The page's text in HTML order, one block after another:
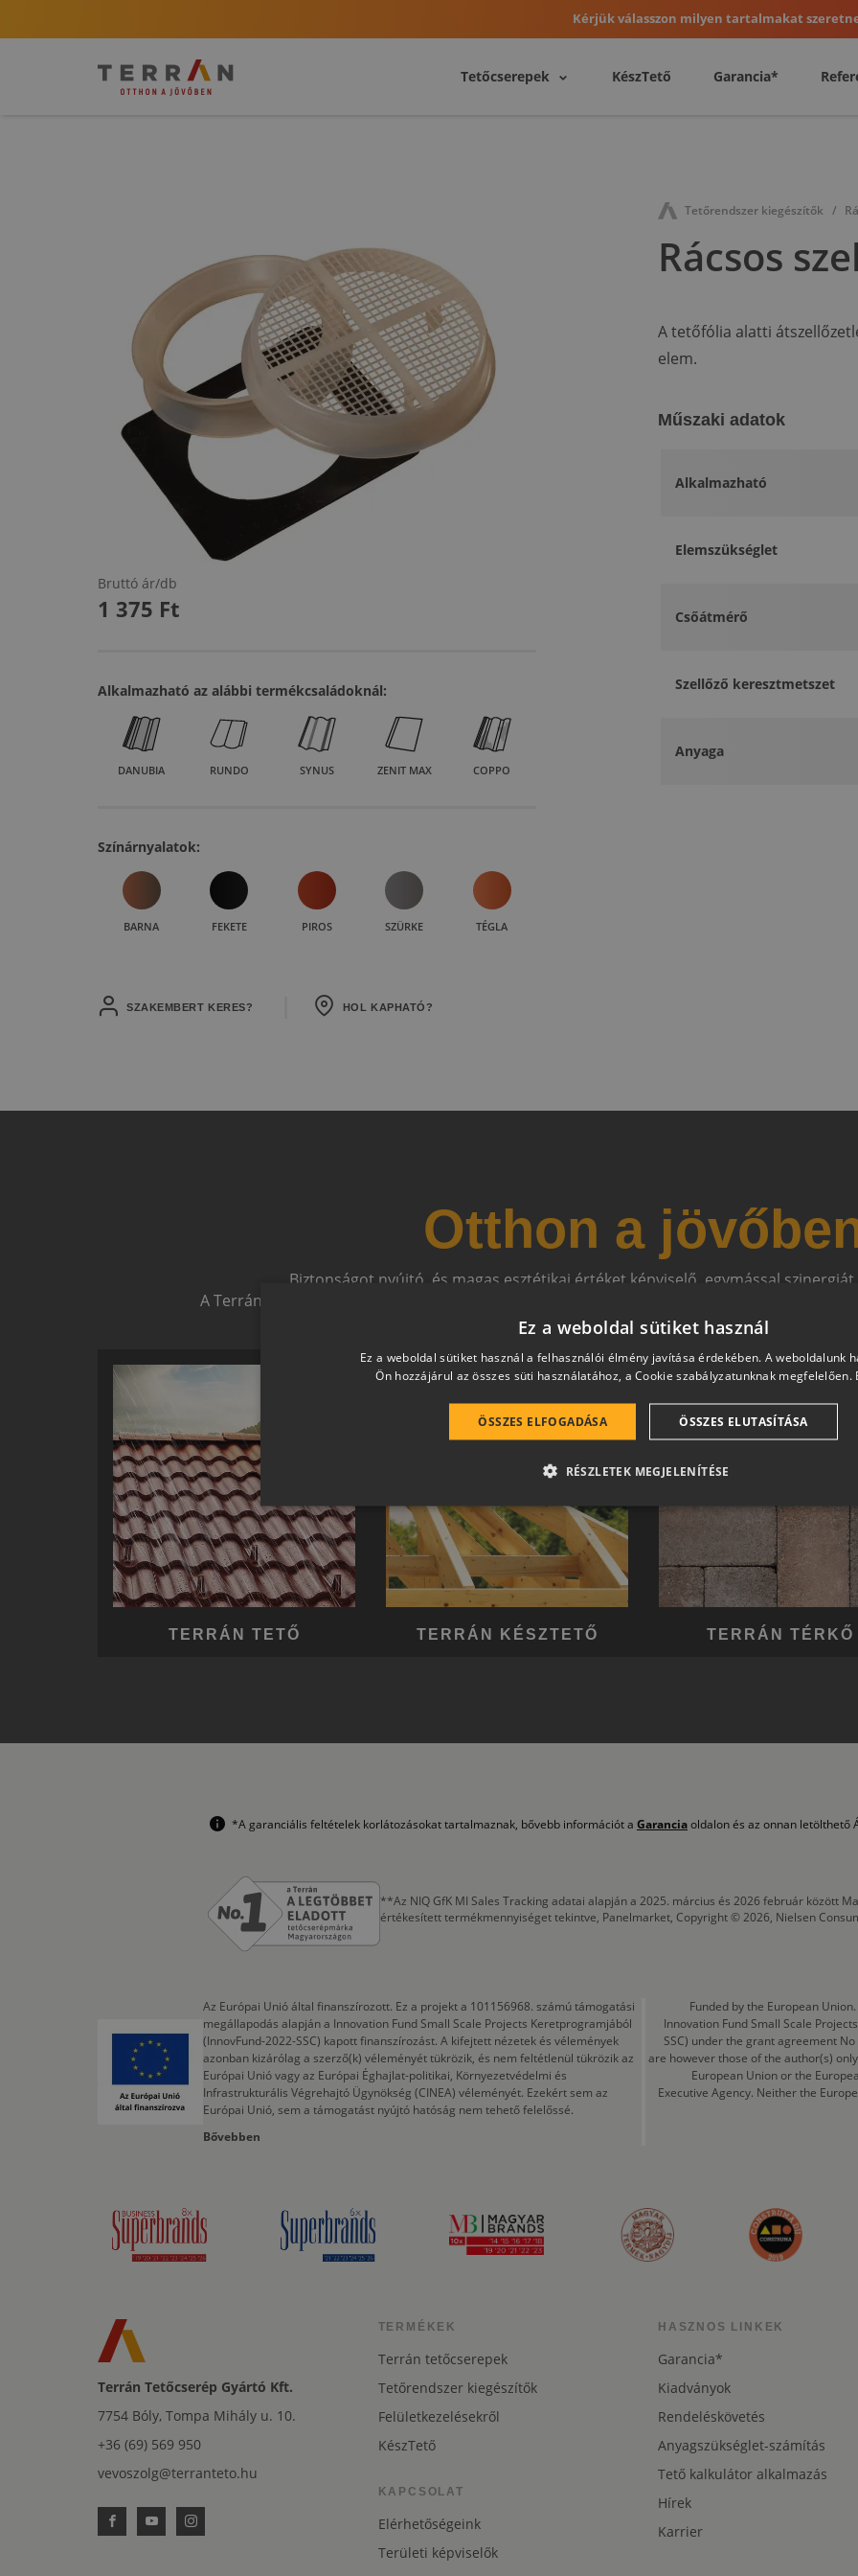
Kérjük válasszon milyen tartalmakat
Tetőcserepek KészTető Garancia*
Tetőrendszer kiegészítők
Rácsos
A tetőfólia alatti
elem.
Műszaki adatok
Alkalmazható
Elemszükséglet
Csőátmérő
Szellőző keresztmetszet
Anyaga
Bruttó ár/db
1 375 Ft
Alkalmazható az alábbi termékcsaládoknál:
DANUBIA RUNDO SYNUS ZENIT MAX COPPO
Színárnyalatok:
BARNA FEKETE PIROS SZÜRKE TÉGLA
SZAKEMBERT KERES? HOL KAPHATÓ?
Otthon a
Biztonságot nyújtó, és magas esztétikai értéket képviselő, egymással
A Terrán ernyőmárkának köszönhetően a harmonikus otthon átfogó, egymásra épülő
TERRÁN TETŐ TERRÁN KÉSZTETŐ TERRÁN TÉRKŐ
*A garanciális feltételek korlátozásokat tartalmaznak, bővebb információt a Garanciaoldalon és az onnan letölthető
**Az NIQ GfK MI Sales Tracking adatai alapján a 2025. március és 2026 február között
értékesített termékmennyiséget tekintve, Panelmarket, Copyright © 2026, Nielsen
Az Európai Unió által finanszírozott. Ez a projekt a 101156968. számú támogatási
megállapodás alapján a Innovation Fund Small Scale Projects Keretprogramjából
(InnovFund-2022-SSC) kapott finanszírozást. A kifejtett nézetek és vélemények
azonban kizárólag a szerző(k) véleményét tükrözik, és nem feltétlenül tükrözik az
Európai Unió vagy az Európai Éghajlat-politikai, Környezetvédelmi és
Infrastrukturális Végrehajtó Ügynökség (CINEA) véleményét. Ezekért sem az
Európai Unió, sem a támogatást nyújtó hatóság nem tehető felelőssé.
Bővebben
Funded by the European
Innovation Fund Small Scale
SSC) under the grant agreement
are however those of the author(s)
European Union or the
Executive Agency. Neither the
Terrán Tetőcserép Gyártó Kft.
7754 Bóly, Tompa Mihály u. 10.
+36 (69) 569 950
vevoszolg@terranteto.hu
TERMÉKEK
Terrán tetőcserepek
Tetőrendszer kiegészítők
Felületkezelésekről
KészTető
KAPCSOLAT
Elérhetőségeink
Területi képviselők
HASZNOS LINKEK
Garancia*
Kiadványok
Rendeléskövetés
Anyagszükséglet-számítás
Tető kalkulátor alkalmazás
Hírek
Karrier
Ez a weboldal sütiket használ
Ez a weboldal sütiket használ a felhasználói élmény javítása érdekében. A weboldalunk
Ön hozzájárul az összes süti használatához, a Cookie szabályzatunknak megfelelően.
ÖSSZES ELFOGADÁSA ÖSSZES ELUTASÍTÁSA
RÉSZLETEK MEGJELENÍTÉSE